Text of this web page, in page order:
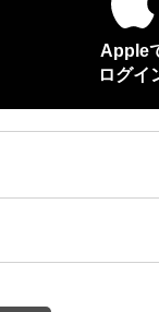
Apple
ログイ